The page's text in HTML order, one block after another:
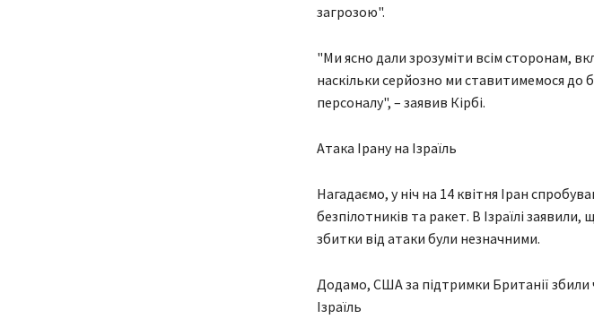
загрозою".
"Ми ясно дали зрозуміти всім сторонам,
наскільки серйозно ми ставитимемося до
персоналу", – заявив Кірбі.
Атака Ірану на Ізраїль
Нагадаємо, у ніч на 14 квітня Іран
безпілотників та ракет. В Ізраїлі заявили,
збитки від атаки були незначними.
Додамо, США за підтримки Британії збили
Ізраїль